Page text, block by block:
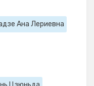
Ана Лериевна